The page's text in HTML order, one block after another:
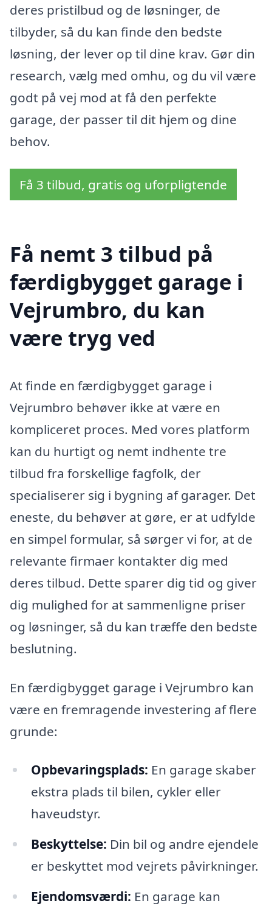
deres pristilbud og de løsninger, de
tilbyder, så du kan finde den bedste
løsning, der lever op til dine krav. Gør din
research, vælg med omhu, og du vil være
godt på vej mod at få den perfekte
garage, der passer til dit hjem og dine
behov.
Få 3 tilbud, gratis og uforpligtende
Få nemt 3 tilbud på
færdigbygget garage i
Vejrumbro, du kan
være tryg ved
At finde en færdigbygget garage i
Vejrumbro behøver ikke at være en
kompliceret proces. Med vores platform
kan du hurtigt og nemt indhente tre
tilbud fra forskellige fagfolk, der
specialiserer sig i bygning af garager. Det
eneste, du behøver at gøre, er at udfylde
en simpel formular, så sørger vi for, at de
relevante firmaer kontakter dig med
deres tilbud. Dette sparer dig tid og giver
dig mulighed for at sammenligne priser
og løsninger, så du kan træffe den bedste
beslutning.
En færdigbygget garage i Vejrumbro kan
være en fremragende investering af flere
grunde:
Opbevaringsplads: En garage skaber
ekstra plads til bilen, cykler eller
haveudstyr.
Beskyttelse: Din bil og andre ejendele
er beskyttet mod vejrets påvirkninger.
Ejendomsværdi: En garage kan